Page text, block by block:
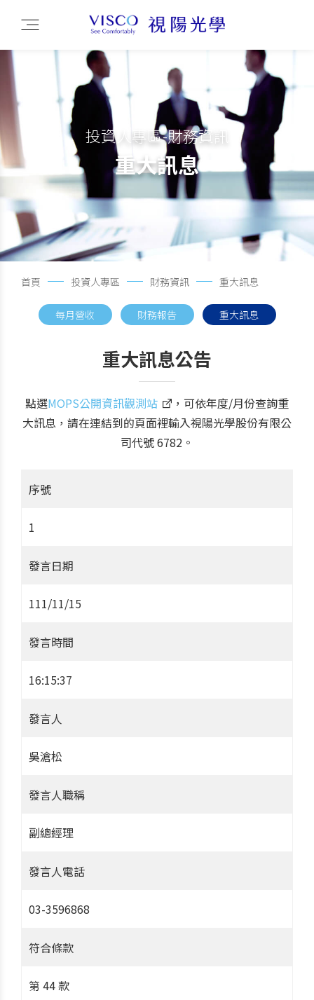
投資人專區-財務資訊
重大訊息
首頁 投資人專區 財務資訊 重大訊息
每月營收 財務報告 重大訊息
重大訊息公告
點選MOPS公開資訊觀測站
，可依年度/月份查詢重
大訊息，請在連結到的頁面裡輸入視陽光學股份有限公
司代號 6782。
序號
1
發言日期
111/11/15
發言時間
16:15:37
發言人
吳滄松
發言人職稱
副總經理
發言人電話
03-3596868
符合條款
第 44 款